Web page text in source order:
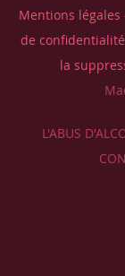
Mentions légales
de confidentialité
la
L'ABUS